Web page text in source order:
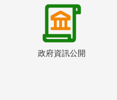
政府資訊公開